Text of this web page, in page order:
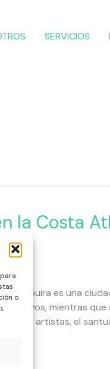
o
SERVICIOS
la Costa
Essaouira es una
mientras que
de artistas, el